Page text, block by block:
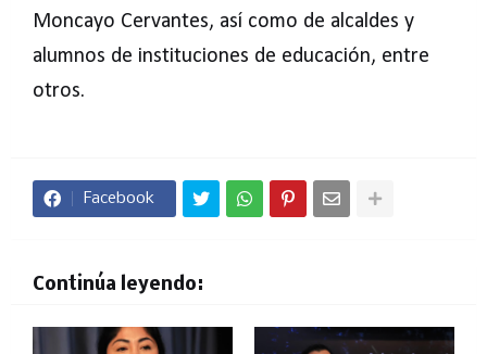
Moncayo Cervantes, así como de alcaldes y
alumnos de instituciones de educación, entre
otros.
Facebook
Continúa leyendo: